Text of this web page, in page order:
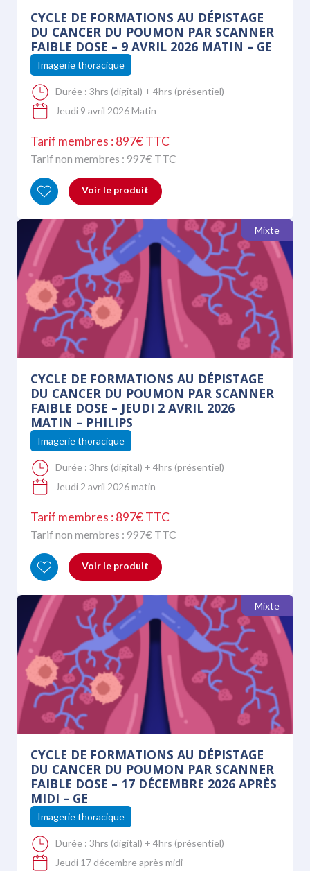
CYCLE DE FORMATIONS AU DÉPISTAGE
DU CANCER DU POUMON PAR SCANNER
FAIBLE DOSE – 9 AVRIL 2026 MATIN – GE
Imagerie thoracique
Durée : 3hrs (digital) + 4hrs (présentiel)
Jeudi 9 avril 2026 Matin
Tarif membres : 897€ TTC
Tarif non membres : 997€ TTC
Voir le produit
Mixte
CYCLE DE FORMATIONS AU DÉPISTAGE
DU CANCER DU POUMON PAR SCANNER
FAIBLE DOSE – JEUDI 2 AVRIL 2026
MATIN – PHILIPS
Imagerie thoracique
Durée : 3hrs (digital) + 4hrs (présentiel)
Jeudi 2 avril 2026 matin
Tarif membres : 897€ TTC
Tarif non membres : 997€ TTC
Voir le produit
Mixte
CYCLE DE FORMATIONS AU DÉPISTAGE
DU CANCER DU POUMON PAR SCANNER
FAIBLE DOSE – 17 DÉCEMBRE 2026 APRÈS
MIDI – GE
Imagerie thoracique
Durée : 3hrs (digital) + 4hrs (présentiel)
Jeudi 17 décembre après midi